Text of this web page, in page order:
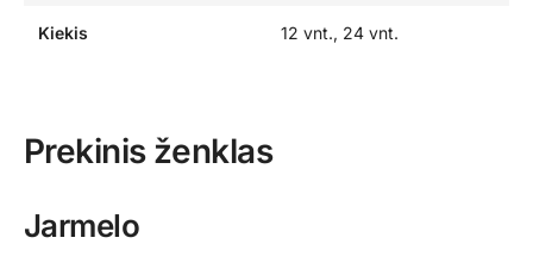
Kiekis 12 vnt., 24 vnt.
Prekinis ženklas
Jarmelo